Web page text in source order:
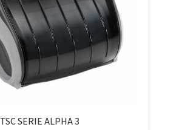
TSC SERIE ALPHA 3